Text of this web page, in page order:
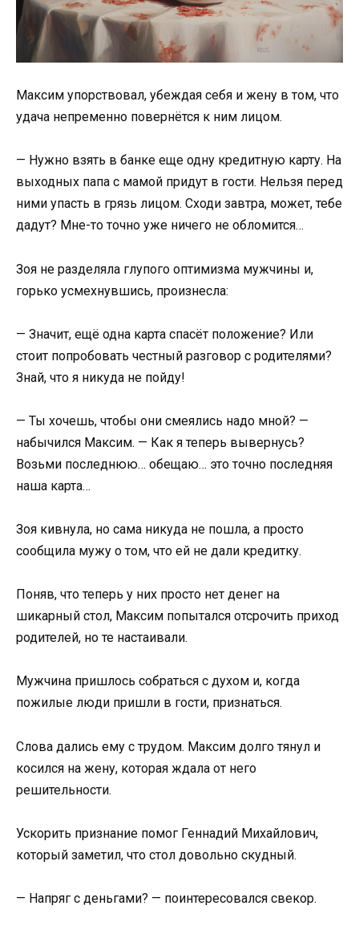
Максим упорствовал, убеждая себя и жену в том, что
удача непременно повернётся к ним лицом.
— Нужно взять в банке еще одну кредитную карту. На
выходных папа с мамой придут в гости. Нельзя перед
ними упасть в грязь лицом. Сходи завтра, может, тебе
дадут? Мне-то точно уже ничего не обломится…
Зоя не разделяла глупого оптимизма мужчины и,
горько усмехнувшись, произнесла:
— Значит, ещё одна карта спасёт положение? Или
стоит попробовать честный разговор с родителями?
Знай, что я никуда не пойду!
— Ты хочешь, чтобы они смеялись надо мной? —
набычился Максим. — Как я теперь вывернусь?
Возьми последнюю… обещаю… это точно последняя
наша карта…
Зоя кивнула, но сама никуда не пошла, а просто
сообщила мужу о том, что ей не дали кредитку.
Поняв, что теперь у них просто нет денег на
шикарный стол, Максим попытался отсрочить приход
родителей, но те настаивали.
Мужчина пришлось собраться с духом и, когда
пожилые люди пришли в гости, признаться.
Слова дались ему с трудом. Максим долго тянул и
косился на жену, которая ждала от него
решительности.
Ускорить признание помог Геннадий Михайлович,
который заметил, что стол довольно скудный.
— Напряг с деньгами? — поинтересовался свекор.